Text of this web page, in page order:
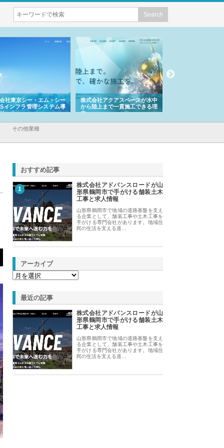
社東京シー・エム・シー
インフラ管理システム導
ット
株式会社アクアスペースが水中
から陸上まで一貫施工できる理
由
その他業種
おすすめ記事
1
株式会社アドバンスロードが山
形県鶴岡市で手がける舗装土木
工事と求人情報
山形県鶴岡市で地域の道路基盤を支え
る企業として、舗装工事や土木工事を
手がける専門会社があります。地域住
民の生活を支える道…
アーカイブ
最近の記事
株式会社アドバンスロードが山
形県鶴岡市で手がける舗装土木
工事と求人情報
山形県鶴岡市で地域の道路基盤を支え
る企業として、舗装工事や土木工事を
手がける専門会社があります。地域住
民の生活を支える道…